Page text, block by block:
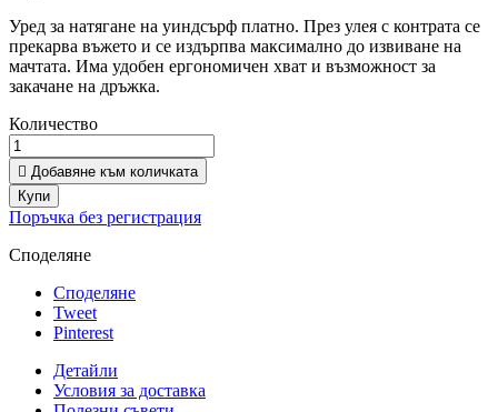
Уред за натягане на уиндсърф платно. През улея с контрата се
прекарва въжето и се издърпва максимално до извиване на
мачтата. Има удобен ергономичен хват и възможност за
закачане на дръжка.
Количество
 Добавяне към количката
Купи
Поръчка без регистрация
Споделяне
Споделяне
Tweet
Pinterest
Детайли
Условия за доставка